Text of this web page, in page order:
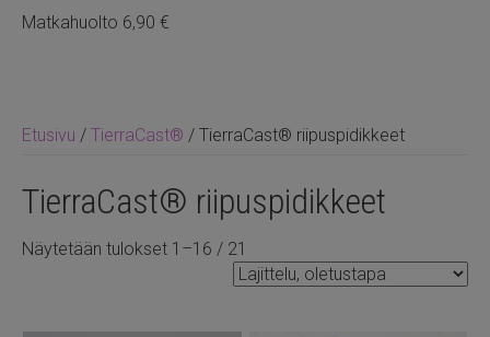
Etusivu / TierraCast® / TierraCast® riipuspidikkeet
TierraCast® riipuspidikkeet
Näytetään tulokset 1–16 / 21
Matkahuolto 6,90 €